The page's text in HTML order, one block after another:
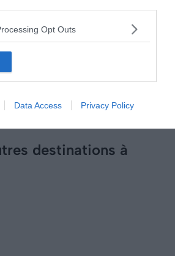
Opt Outs
Data Access Privacy Policy
destinations à